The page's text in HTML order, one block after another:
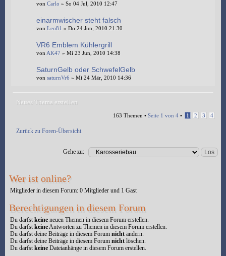
von Carlo » So 04 Jul, 2010 12:47
einarmwischer steht falsch
von Leo81 » Do 24 Jun, 2010 21:30
VR6 Emblem Kühlergrill
von AK47 » Mi 23 Jun, 2010 14:38
SaturnGelb oder SchwefelGelb
von saturnVr6 » Mi 24 Mär, 2010 14:36
Neues Thema erstellen
163 Themen • Seite 1 von 4 • 1 2 3 4
Zurück zu Foren-Übersicht
Gehe zu:
Wer ist online?
Mitglieder in diesem Forum: 0 Mitglieder und 1 Gast
Berechtigungen in diesem Forum
Du darfstkeine neuen Themen in diesem Forum erstellen.
Du darfstkeineAntworten zu Themen in diesem Forum erstellen.
Du darfst deine Beiträge in diesem Forum nicht ändern.
Du darfst deine Beiträge in diesem Forum nicht löschen.
Du darfstkeine Dateianhänge in diesem Forum erstellen.